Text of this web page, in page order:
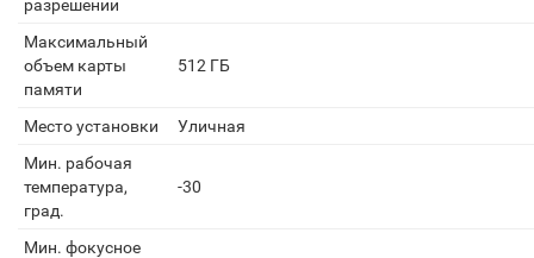
разрешении
Максимальный
объем карты
памяти
512 ГБ
Место установки
Уличная
Мин. рабочая
температура,
град.
-30
Мин. фокусное